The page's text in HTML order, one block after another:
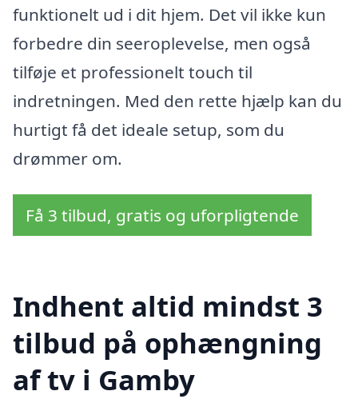
funktionelt ud i dit hjem. Det vil ikke kun
forbedre din seeroplevelse, men også
tilføje et professionelt touch til
indretningen. Med den rette hjælp kan du
hurtigt få det ideale setup, som du
drømmer om.
Få 3 tilbud, gratis og uforpligtende
Indhent altid mindst 3
tilbud på ophængning
af tv i Gamby